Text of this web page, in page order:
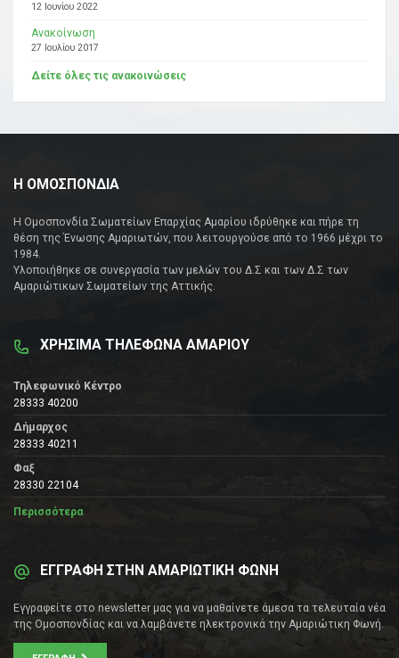
12 Ιουνίου 2022
Ανακοίνωση
27 Ιουλίου 2017
Δείτε όλες τις ανακοινώσεις
Η ΟΜΟΣΠΟΝΔΙΑ
Η Ομοσπονδία Σωματείων Επαρχίας Αμαρίου ιδρύθηκε και πήρε τη
θέση της Ένωσης Αμαριωτών, που λειτουργούσε από το 1966 μέχρι το
1984.
Υλοποιήθηκε σε συνεργασία των μελών του Δ.Σ και των Δ.Σ των
Αμαριώτικων Σωματείων της Αττικής.
ΧΡΗΣΙΜΑ ΤΗΛΕΦΩΝΑ ΑΜΑΡΙΟΥ
Τηλεφωνικό Κέντρο
28333 40200
Δήμαρχος
28333 40211
Φαξ
28330 22104
Περισσότερα
ΕΓΓΡΑΦΗ ΣΤΗΝ ΑΜΑΡΙΩΤΙΚΗ ΦΩΝΗ
Εγγραφείτε στο newsletter μας για να μαθαίνετε άμεσα τα τελευταία νέα
της Ομοσπονδίας και να λαμβάνετε ηλεκτρονικά την Αμαριώτικη Φωνή.